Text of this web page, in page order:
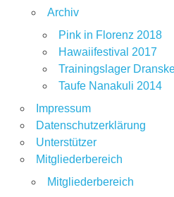
Archiv
Pink in Florenz 2018
Hawaiifestival 2017
Trainingslager
Taufe Nanakuli 2014
Impressum
Datenschutzerklärung
Unterstützer
Mitgliederbereich
Mitgliederbereich